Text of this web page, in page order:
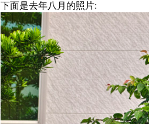
下面是去年八月的照片: